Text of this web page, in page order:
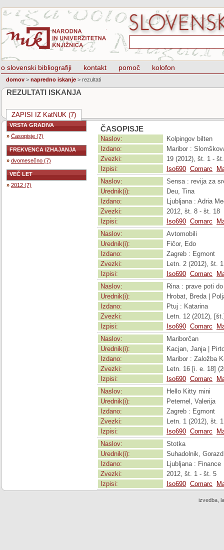
o slovenski bibliografiji kontakt pomoč kolofon
domov > napredno iskanje > rezultati
REZULTATI ISKANJA
ZAPISI IZ KatNUK (7)
VRSTA GRADIVA
» Časopisje (7)
FREKVENCA IZHAJANJA
» dvomesečno (7)
VEČ LET
» 2012 (7)
ČASOPISJE
Naslov:
Kolpingov bilten
Izdano:
Maribor :
Zvezki:
19 (2012), št. 1 -
Izpisi:
Iso690 Comarc
Naslov:
Sensa : revija za
Urednik(i):
Deu, Tina
Izdano:
Ljubljana : Adria
Zvezki:
2012, št. 8 - št. 18
Izpisi:
Iso690 Comarc
Naslov:
Avtomobili
Urednik(i):
Fičor, Edo
Izdano:
Zagreb : Egmont
Zvezki:
Letn. 2 (2012), št.
Izpisi:
Iso690 Comarc
Naslov:
Rina : prave poti
Urednik(i):
Hrobat, Breda |
Izdano:
Ptuj : Katarina
Zvezki:
Letn. 12 (2012),
Izpisi:
Iso690 Comarc
Naslov:
Mariborčan
Urednik(i):
Kacjan, Janja |
Izdano:
Maribor : Založba
Zvezki:
Letn. 16 [i. e. 18]
Izpisi:
Iso690 Comarc
Naslov:
Hello Kitty mini
Urednik(i):
Peternel, Valerija
Izdano:
Zagreb : Egmont
Zvezki:
Letn. 1 (2012), št.
Izpisi:
Iso690 Comarc
Naslov:
Stotka
Urednik(i):
Suhadolnik, Gorazd
Izdano:
Ljubljana : Finance
Zvezki:
2012, št. 1 - št. 5
Izpisi:
Iso690 Comarc
izvedba,